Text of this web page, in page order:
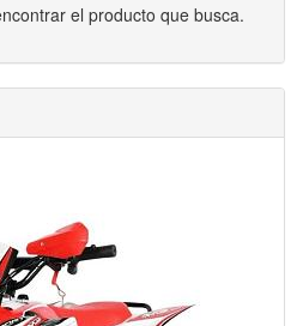
el producto que busca.